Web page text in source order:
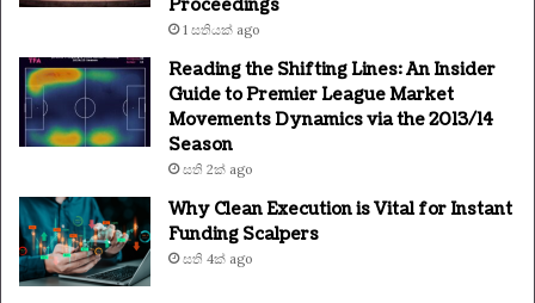
Proceedings
1 සතියක් ago
Reading the Shifting Lines: An Insider
Guide to Premier League Market
Movements Dynamics via the 2013/14
Season
සති 2ක් ago
Why Clean Execution is Vital for Instant
Funding Scalpers
සති 4ක් ago